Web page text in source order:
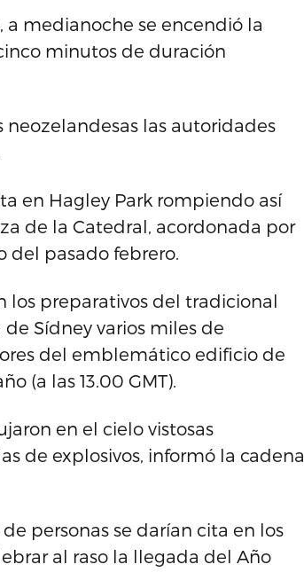
medianoche se encendió la
minutos de duración
neozelandesas las autoridades
en Hagley Park rompiendo así
de la Catedral, acordonada por
del pasado febrero.
los preparativos del tradicional
Sídney varios miles de
del emblemático edificio de
(a las 13.00 GMT).
en el cielo vistosas
de explosivos, informó la cadena
personas se darían cita en los
al raso la llegada del Año